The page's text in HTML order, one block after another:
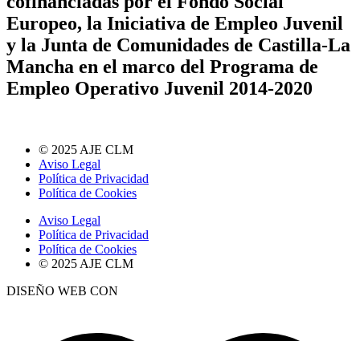
Europeo, la Iniciativa de Empleo Juvenil
y la Junta de Comunidades de Castilla-La
Mancha en el marco del Programa de
Empleo Operativo Juvenil 2014-2020
© 2025 AJE CLM
Aviso Legal
Política de Privacidad
Política de Cookies
Aviso Legal
Política de Privacidad
Política de Cookies
© 2025 AJE CLM
DISEÑO WEB CON